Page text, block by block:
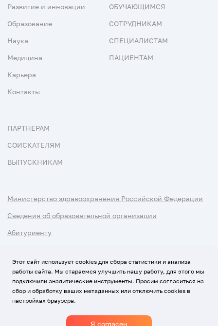
Развитие и инновации
Образование
Наука
Медицина
Карьера
Контакты
ОБУЧАЮЩИМСЯ
СОТРУДНИКАМ
СПЕЦИАЛИСТАМ
ПАЦИЕНТАМ
ПАРТНЕРАМ
СОИСКАТЕЛЯМ
ВЫПУСКНИКАМ
Министерство здравоохранения Российской Федерации
Сведения об образовательной организации
Абитуриенту
Использование Cookies
Политика обработки персональных данных
Этот сайт использует cookies для сбора статистики и анализа
работы сайта. Мы стараемся улучшить нашу работу, для этого мы
подключили аналитические инструменты. Просим согласиться на
сбор и обработку ваших метаданных или отключить cookies в
настройках браузера.
Я согласен